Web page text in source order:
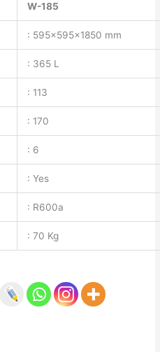
W-185
: 595x595x1850 mm
: 365 L
: 113
: 170
: 6
: Yes
: R600a
: 70 Kg